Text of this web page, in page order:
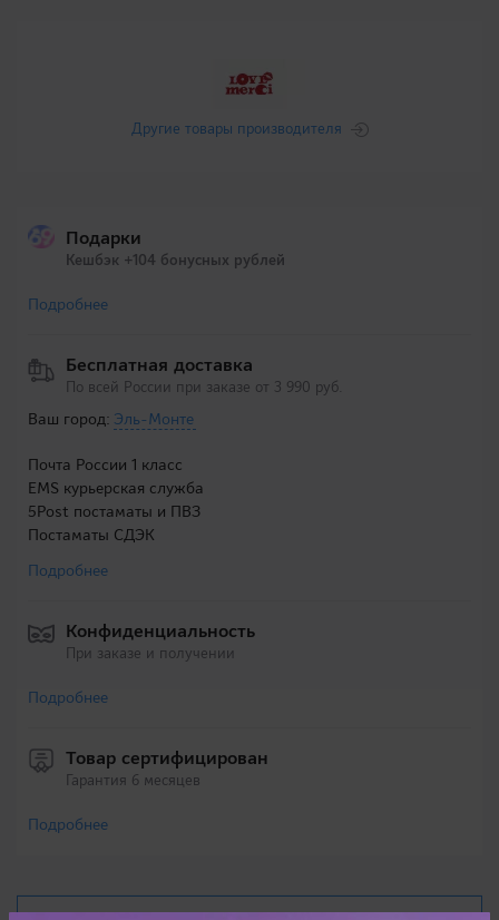
Другие товары производителя
Подарки
Кешбэк +104 бонусных рублей
Подробнее
Бесплатная доставка
По всей России при заказе от 3 990 руб.
Ваш город: Эль-Монте
Почта России 1 класс
EMS курьерская служба
5Post постаматы и ПВЗ
Постаматы СДЭК
Подробнее
Конфиденциальность
При заказе и получении
Подробнее
Товар сертифицирован
Гарантия 6 месяцев
Подробнее